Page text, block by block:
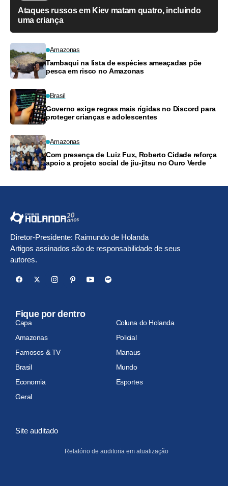
Ataques russos em Kiev matam quatro, incluindo
uma criança
Amazonas
Tambaqui na lista de espécies ameaçadas põe
pesca em risco no Amazonas
Brasil
Governo exige regras mais rígidas no Discord para
proteger crianças e adolescentes
Amazonas
Com presença de Luiz Fux, Roberto Cidade reforça
apoio a projeto social de jiu-jitsu no Ouro Verde
Diretor-Presidente: Raimundo de Holanda
Artigos assinados são de responsabilidade de seus
autores.
Fique por dentro
Capa
Coluna do Holanda
Amazonas
Policial
Famosos & TV
Manaus
Brasil
Mundo
Economia
Esportes
Geral
Site auditado
Relatório de auditoria em atualização